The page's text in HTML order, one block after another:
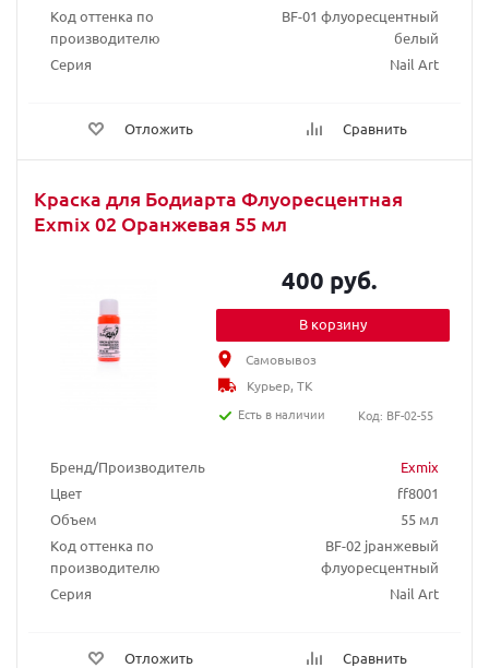
Код оттенка по
производителю
BF-01 флуоресцентный
белый
Серия
Nail Art
Отложить Сравнить
Краска для Бодиарта Флуоресцентная
Exmix 02 Оранжевая 55 мл
Бренд/Производитель
Exmix
Цвет
ff8001
Объем
55 мл
Код оттенка по
производителю
BF-02 jранжевый
флуоресцентный
Серия
Nail Art
Отложить Сравнить
400 руб.
В корзину
Самовывоз
Курьер, ТК
Есть в наличии
Код: BF-02-55